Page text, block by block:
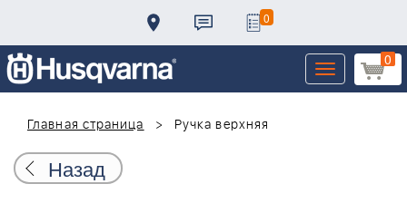
0
0
Toggle
navigation
Главная страница
Ручка верхняя
Назад